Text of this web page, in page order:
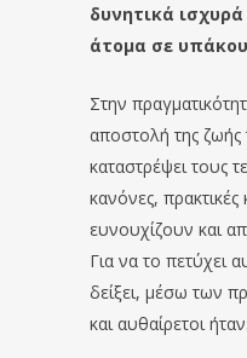
δυνητικά
άτομα σε
Στην
αποστολή της
καταστρέψει τους
κανόνες, πρακτικές
ευνουχίζουν και
Για να το πετύχει
δείξει, μέσω των
και αυθαίρετοι ήταν.